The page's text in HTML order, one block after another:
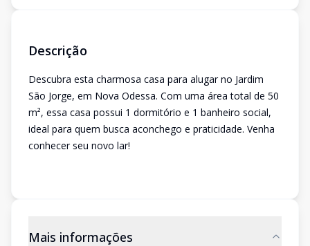
Descrição
Descubra esta charmosa casa para alugar no Jardim
São Jorge, em Nova Odessa. Com uma área total de 50
m², essa casa possui 1 dormitório e 1 banheiro social,
ideal para quem busca aconchego e praticidade. Venha
conhecer seu novo lar!
Mais informações